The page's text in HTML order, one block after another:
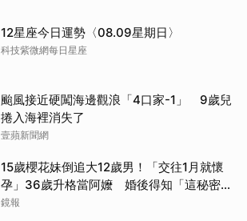
12星座今日運勢〈08.09星期日〉
科技紫微網每日星座
颱風接近硬闖海邊觀浪「4口家-1」 9歲兒
捲入海裡消失了
壹蘋新聞網
15歲櫻花妹倒追大12歲男！「交往1月就懷
孕」36歲升格當阿嬤 婚後得知「這秘密」
傻眼了
鏡報